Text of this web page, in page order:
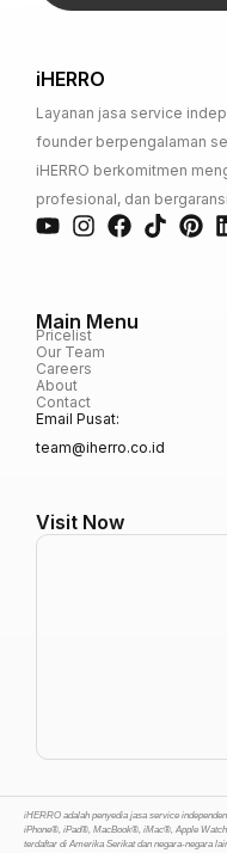
iHERRO
Layanan jasa service
founder berpengalaman
iHERRO berkomitmen
profesional, dan
Main Menu
Pricelist
Our Team
Careers
About
Contact
Email Pusat:
team@iherro.co.id
Visit Now
iHERRO adalah penyedia jasa service
iPhone®, iPad®, MacBook®, iMac®, Apple
terdaftar di Amerika Serikat dan negara-negara